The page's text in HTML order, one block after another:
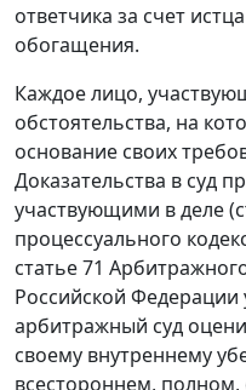
ответчика за счет
обогащения.
Каждое лицо,
обстоятельства, на
основание своих
Доказательства в суд
участвующими в деле (
процессуального
статье 71
Российской Федерации
арбитражный суд
своему внутреннему
всестороннем,